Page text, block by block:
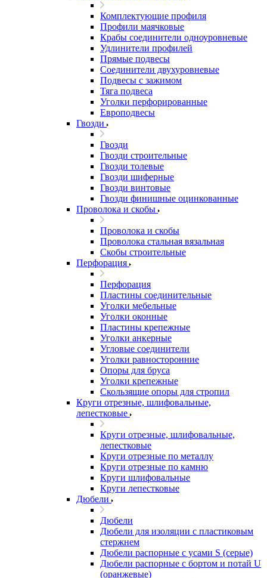
Комплектующие профиля
Профили маячковые
Крабы соединители одноуровневые
Удлинители профилей
Прямые подвесы
Соединители двухуровневые
Подвесы с зажимом
Тяга подвеса
Уголки перфорированные
Европодвесы
Гвозди
Гвозди
Гвозди строительные
Гвозди толевые
Гвозди шиферные
Гвозди винтовые
Гвозди финишные оцинкованные
Проволока и скобы
Проволока и скобы
Проволока стальная вязальная
Скобы строительные
Перфорация
Перфорация
Пластины соединительные
Уголки мебельные
Уголки оконные
Пластины крепежные
Уголки анкерные
Угловые соединители
Уголки равносторонние
Опоры для бруса
Уголки крепежные
Скользящие опоры для стропил
Круги отрезные, шлифовальные,
лепестковые
Круги отрезные, шлифовальные,
лепестковые
Круги отрезные по металлу
Круги отрезные по камню
Круги шлифовальные
Круги лепестковые
Дюбели
Дюбели
Дюбели для изоляции с пластиковым
стержнем
Дюбели распорные с усами S (серые)
Дюбели распорные c бортом и потай U
(оранжевые)